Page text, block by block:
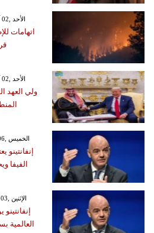
GMT 22:02 2026 الأحد ,02 آب / أغسطس
اتهامات
GMT 09:40 2026 الأحد ,02 آب / أغسطس
ولي العهد
GMT 04:09 2026 الخميس ,06 آب / أغسطس
الفيفا
GMT 10:19 2026 الإثنين ,03 آب / أغسطس
العالمية